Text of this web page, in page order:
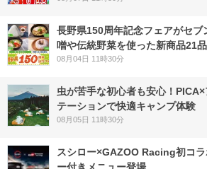
長野県150周年記念フェアがセ
噌や伝統野菜を使った新商品21
08月04日 11時30分
虫が苦手な初心者も安心！
テーションで快適キャンプ体験
08月05日 11時30分
スシロー×GAZOO Racing初コ